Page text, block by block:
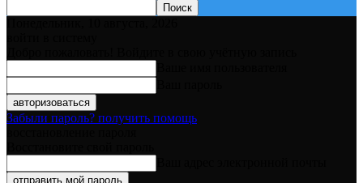
Забыли пароль? получить помощь